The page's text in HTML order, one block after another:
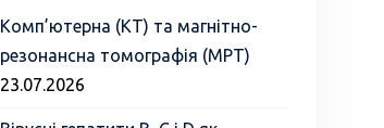
Комп’ютерна (КТ) та магнітно-
резонансна томографія (МРТ)
23.07.2026